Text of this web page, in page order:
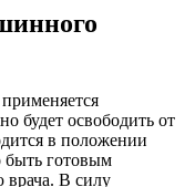
будет освободить от
в положении
быть готовым
врача. В силу